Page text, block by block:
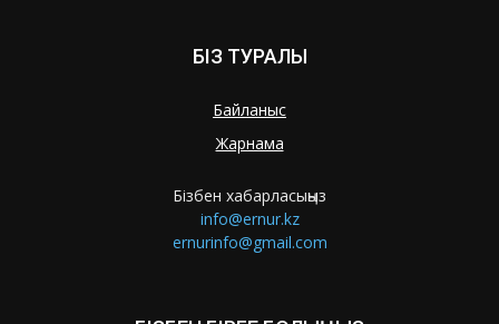
БІЗ ТУРАЛЫ
Байланыс
Жарнама
Бізбен хабарласыңыз
info@ernur.kz
ernurinfo@gmail.com